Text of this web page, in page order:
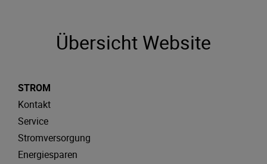
Übersicht Website
STROM
Kontakt
Service
Stromversorgung
Energiesparen